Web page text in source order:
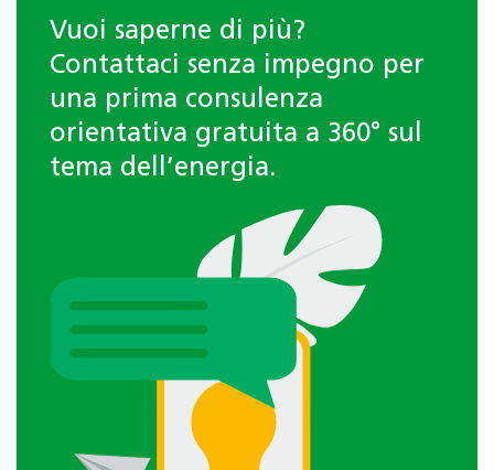
Vuoi saperne di più?
Contattaci senza impegno per
una prima consulenza
orientativa gratuita a 360° sul
tema dell’energia.